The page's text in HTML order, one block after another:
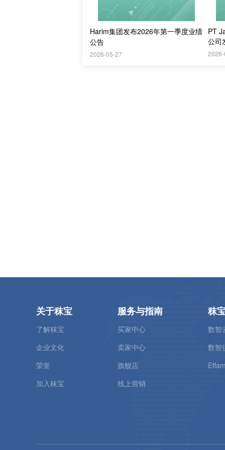
Harim集团发布2026年第一季度业绩
公告
2026-05-27
PT
公司
关于秣宝
了解秣宝
企业文化
荣誉
加入秣宝
服务与指南
买家中心
卖家中心
旗舰店
线上营销
秣
数智
数智